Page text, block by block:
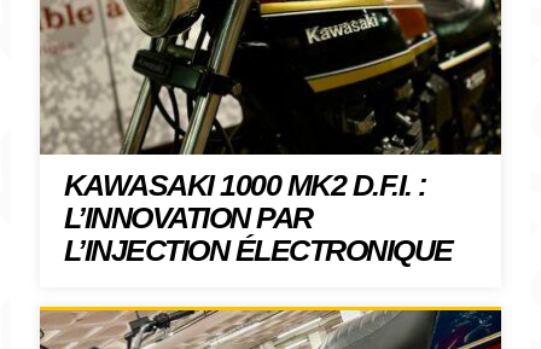
KAWASAKI 1000 MK2 D.F.I. :
L’INNOVATION PAR
L’INJECTION ÉLECTRONIQUE